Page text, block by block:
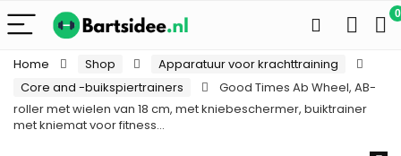
0
Home Shop
Apparatuur voor krachttraining
Core and -buikspiertrainers
Good Times Ab Wheel, AB-
roller met wielen van 18 cm, met kniebeschermer, buiktrainer
met kniemat voor fitness…